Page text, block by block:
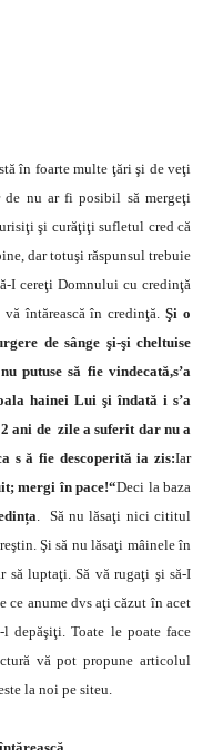
în foarte multe ţări şi de veţi
de nu ar fi posibil să mergeţi
şi curăţiţi sufletul cred că
dar totuşi răspunsul trebuie
I cereţi Domnului cu credinţă
vă întărească în credinţă. Şi o
de sânge şi-şi cheltuise
putuse să fie vindecată,s’a
hainei Lui şi îndată i s’a
ani de zile a suferit dar nu a
s ă fie descoperită ia zis:Iar
mergi în pace!“Deci la baza
. Să nu lăsaţi nici cititul
Şi să nu lăsaţi mâinele în
să luptaţi. Să vă rugaţi şi să-I
ce anume dvs aţi căzut în acet
depăşiţi. Toate le poate face
vă pot propune articolul
la noi pe siteu.